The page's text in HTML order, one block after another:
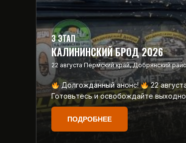
3 ЭТАП
КАЛИНИНСКИЙ БРОД 2026
22 августа Пермский край, Добрянский
Долгожданный анонс! 22
Готовьтесь и освобождайте
ПОДРОБНЕЕ